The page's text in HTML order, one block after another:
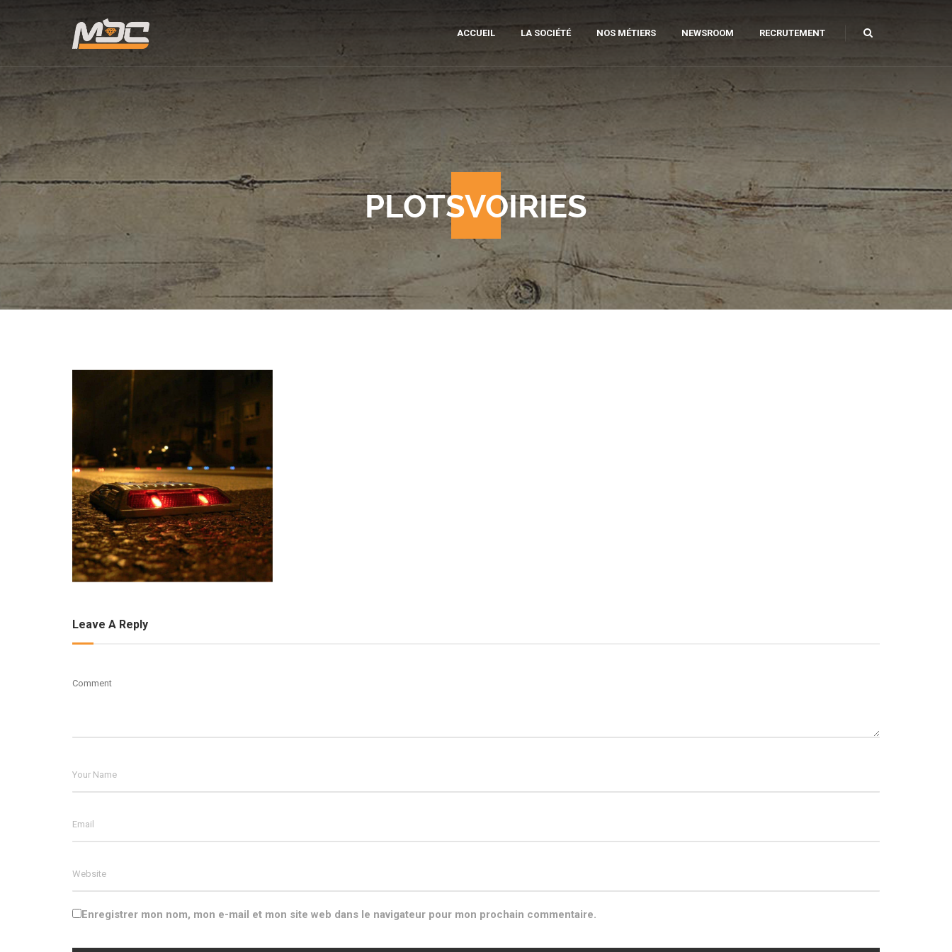
ACCUEIL LA SOCIÉTÉ NOS MÉTIERS
MOBILIER URBAIN
SCIAGE ET CAROTTAGE
DIAMANT
PRÉPARATION DE SOLS
NEWSROOM RECRUTEMENT
PLOTSVOIRIES
Leave A Reply
Enregistrer mon nom, mon e-mail et mon site web dans le navigateur pour mon prochain commentaire.